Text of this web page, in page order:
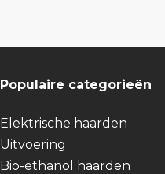
Populaire categorieën
Elektrische haarden
Uitvoering
Bio-ethanol haarden